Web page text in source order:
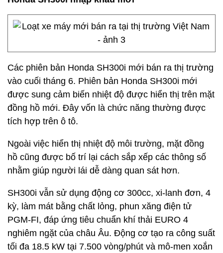
Các phiên bản Honda SH300i mới bán ra thị trường
vào cuối tháng 6. Phiên bản Honda SH300i mới
được sung cảm biến nhiệt độ được hiển thị trên mặt
đồng hồ mới. Đây vốn là chức năng thường được
tích hợp trên ô tô.
Ngoài việc hiển thị nhiệt độ môi trường, mặt đồng
hồ cũng được bố trí lại cách sắp xếp các thông số
nhằm giúp người lái dễ dàng quan sát hơn.
SH300i vẫn sử dụng động cơ 300cc, xi-lanh đơn, 4
kỳ, làm mát bằng chất lỏng, phun xăng điện tử
PGM-FI, đáp ứng tiêu chuẩn khí thải EURO 4
nghiêm ngặt của châu Âu. Động cơ tạo ra công suất
tối đa 18.5 kW tại 7.500 vòng/phút và mô-men xoắn